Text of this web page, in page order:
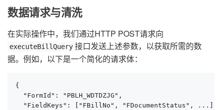
数据请求与清洗
在实际操作中，我们通过HTTP POST请求向
executeBillQuery 接口发送上述参数，以获取所需的数
据。例如，以下是一个简化的请求体：
{
  "FormId": "PBLH_WDTDZJG",
  "FieldKeys": ["FBillNo", "FDocumentStatus", ...],